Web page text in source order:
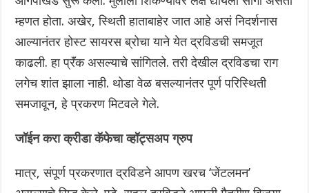
म्हणत होता. अखेर, स्थिती हाताबाहेर जात आहे असं निदर्शनास
आल्यानंतर होस्ट सायरस ब्रोचा याने येत द्रविडची समजूत
काढली‌. हा प्रॅंक असल्याचे सांगितले. तरी देखील द्रविडचा राग
लगेच शांत झाला नाही. थोडा वेळ बसल्यानंतर पूर्ण परिस्थिती
समजावून, हे प्रकरण मिटवले गेले.
जॉईन करा क्रीडा कॅफेचा व्हॉट्सअप ग्रुप
मात्र, संपूर्ण प्रकरणात द्रविडने आपण खरच ‘जेंटलमन’